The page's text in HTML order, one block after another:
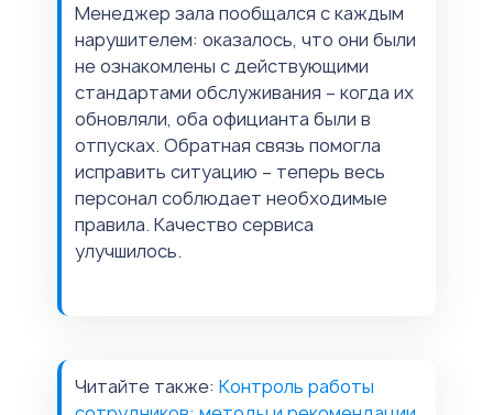
Менеджер зала пообщался с каждым
нарушителем: оказалось, что они были
не ознакомлены с действующими
стандартами обслуживания – когда их
обновляли, оба официанта были в
отпусках. Обратная связь помогла
исправить ситуацию – теперь весь
персонал соблюдает необходимые
правила. Качество сервиса
улучшилось.
Читайте также: Контроль работы